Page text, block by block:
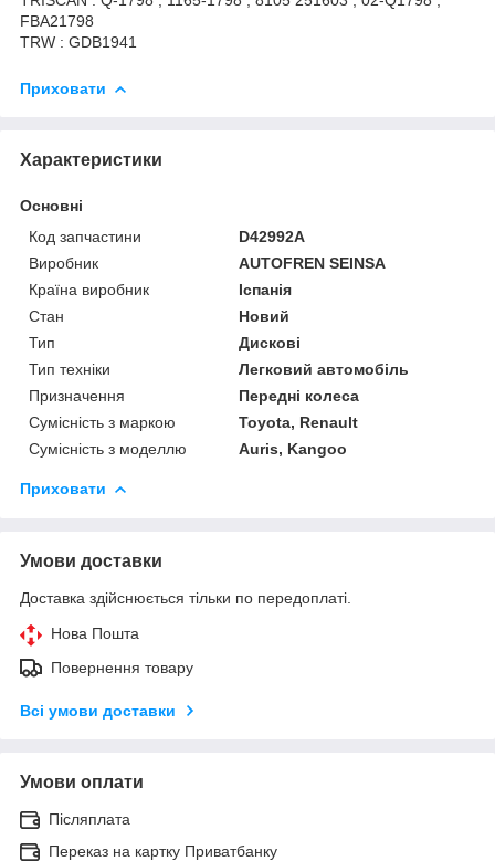
FBA21798
TRW : GDB1941
Приховати
Характеристики
Основні
Код запчастини
D42992A
Виробник
AUTOFREN SEINSA
Країна виробник
Іспанія
Стан
Новий
Тип
Дискові
Тип техніки
Легковий автомобіль
Призначення
Передні колеса
Сумісність з маркою
Toyota, Renault
Сумісність з моделлю
Auris, Kangoo
Приховати
Умови доставки
Доставка здійснюється тільки по передоплаті.
Нова Пошта
Повернення товару
Всі умови доставки
Умови оплати
Післяплата
Переказ на картку Приватбанку